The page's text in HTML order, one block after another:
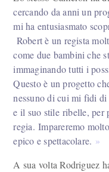
cercando da anni un
mi ha entusiasmato
Robert è un regista
come due bambini che
immaginando tutti i
Questo è un progetto
nessuno di cui mi fidi
e il suo stile ribelle, per
regia. Impareremo
epico e spettacolare.
A sua volta Rodriguez